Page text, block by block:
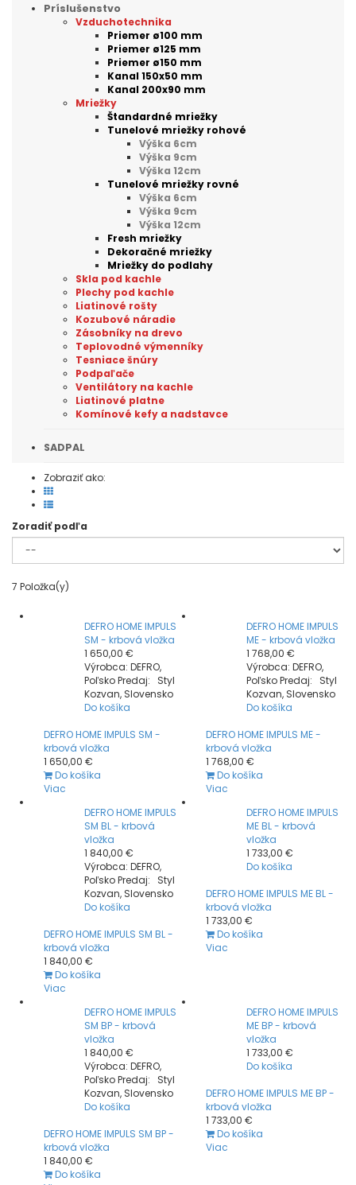
Príslušenstvo
Vzduchotechnika
Priemer ø100 mm
Priemer ø125 mm
Priemer ø150 mm
Kanal 150x50 mm
Kanal 200x90 mm
Mriežky
Štandardné mriežky
Tunelové mriežky rohové
Výška 6cm
Výška 9cm
Výška 12cm
Tunelové mriežky rovné
Výška 6cm
Výška 9cm
Výška 12cm
Fresh mriežky
Dekoračné mriežky
Mriežky do podlahy
Skla pod kachle
Plechy pod kachle
Liatinové rošty
Kozubové náradie
Zásobníky na drevo
Teplovodné výmenníky
Tesniace šnúry
Podpaľače
Ventilátory na kachle
Liatinové platne
Komínové kefy a nadstavce
SADPAL
Zobraziť ako:
Zoradiť podľa
7 Položka(y)
DEFRO HOME IMPULS
SM - krbová vložka
1 650,00 €
Výrobca: DEFRO,
Poľsko Predaj: Styl
Kozvan, Slovensko
Do košíka
DEFRO HOME IMPULS SM -
krbová vložka
1 650,00 €
Do košíka
Viac
DEFRO HOME IMPULS
ME - krbová vložka
1 768,00 €
Výrobca: DEFRO,
Poľsko Predaj: Styl
Kozvan, Slovensko
Do košíka
DEFRO HOME IMPULS ME -
krbová vložka
1 768,00 €
Do košíka
Viac
DEFRO HOME IMPULS
SM BL - krbová
vložka
1 840,00 €
Výrobca: DEFRO,
Poľsko Predaj: Styl
Kozvan, Slovensko
Do košíka
DEFRO HOME IMPULS SM BL -
krbová vložka
1 840,00 €
Do košíka
Viac
DEFRO HOME IMPULS
ME BL - krbová
vložka
1 733,00 €
Do košíka
DEFRO HOME IMPULS ME BL -
krbová vložka
1 733,00 €
Do košíka
Viac
DEFRO HOME IMPULS
SM BP - krbová
vložka
1 840,00 €
Výrobca: DEFRO,
Poľsko Predaj: Styl
Kozvan, Slovensko
Do košíka
DEFRO HOME IMPULS SM BP -
krbová vložka
1 840,00 €
Do košíka
DEFRO HOME IMPULS
ME BP - krbová
vložka
1 733,00 €
Do košíka
DEFRO HOME IMPULS ME BP -
krbová vložka
1 733,00 €
Do košíka
Viac